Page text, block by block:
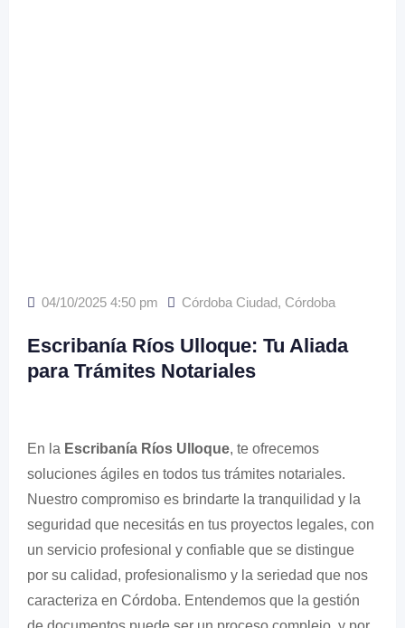
04/10/2025 4:50 pm Córdoba Ciudad, Córdoba
Escribanía Ríos Ulloque: Tu Aliada
para Trámites Notariales
En la Escribanía Ríos Ulloque, te ofrecemos
soluciones ágiles en todos tus trámites notariales.
Nuestro compromiso es brindarte la tranquilidad y la
seguridad que necesitás en tus proyectos legales, con
un servicio profesional y confiable que se distingue
por su calidad, profesionalismo y la seriedad que nos
caracteriza en Córdoba. Entendemos que la gestión